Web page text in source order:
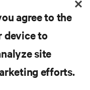
す
する最新情
ます。ぜひ
い。
agree to the
device to
site
efforts.